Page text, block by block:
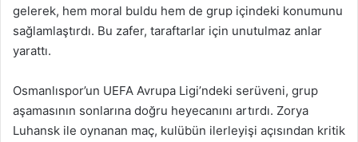
gelerek, hem moral buldu hem de grup içindeki konumunu
sağlamlaştırdı. Bu zafer, taraftarlar için unutulmaz anlar
yarattı.
Osmanlıspor’un UEFA Avrupa Ligi’ndeki serüveni, grup
aşamasının sonlarına doğru heyecanını artırdı. Zorya
Luhansk ile oynanan maç, kulübün ilerleyişi açısından kritik